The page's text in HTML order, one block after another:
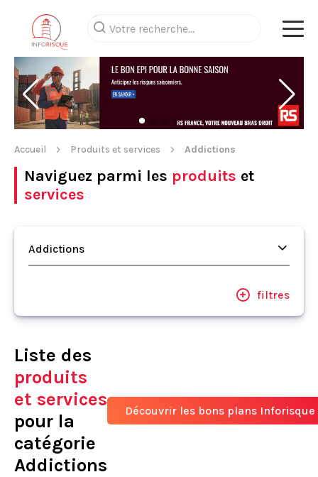
Accueil Produits et services Addictions
Naviguez parmi les produits et
services
Addictions
filtres
Liste des
produits
et services
pour la
catégorie
Addictions
Découvrir les bons plans Inforisque